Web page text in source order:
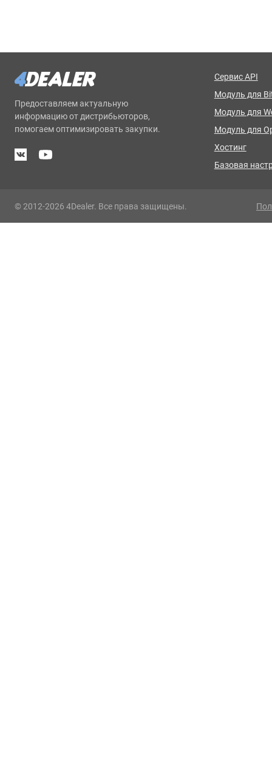
Предоставляем актуальную
информацию от дистрибьюторов,
помогаем оптимизировать закупки.
Сервис API
Модуль для
Модуль для
Модуль для
Хостинг
Базовая
© 2012-2026 4Dealer. Все права защищены.